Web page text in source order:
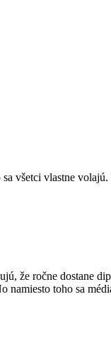
všetci vlastne
že ročne dostane
namiesto toho sa